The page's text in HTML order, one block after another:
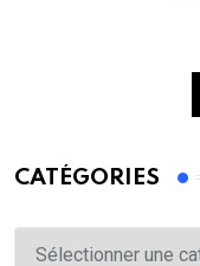
CATÉGORIES
Catégories